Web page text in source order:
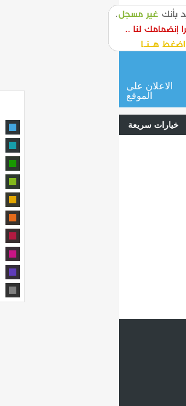
or login
خيارات سريعة
الاعلان على
الموقع